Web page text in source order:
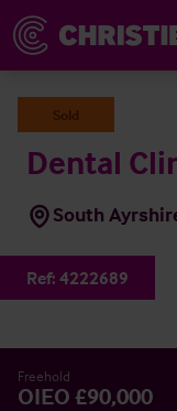
Sold
Dental
South
Ref: 4222689
Freehold
OIEO £90,000